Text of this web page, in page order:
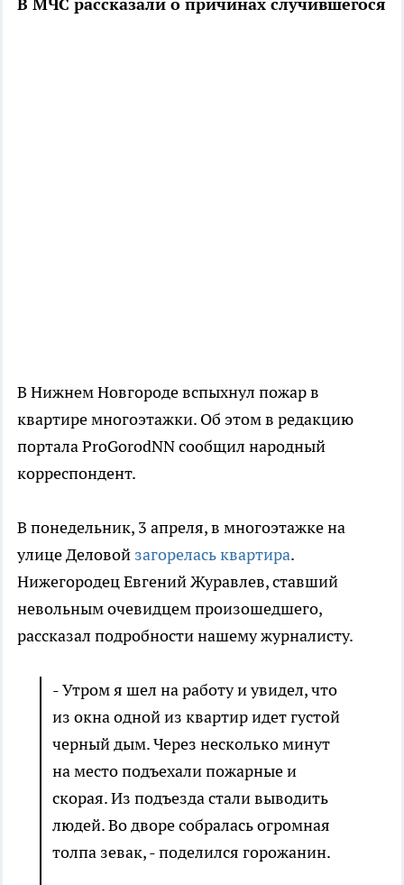
В МЧС рассказали о причинах случившегося
В Нижнем Новгороде вспыхнул пожар в
квартире многоэтажки. Об этом в редакцию
портала ProGorodNN сообщил народный
корреспондент.
В понедельник, 3 апреля, в многоэтажке на
улице Деловой загорелась квартира.
Нижегородец Евгений Журавлев, ставший
невольным очевидцем произошедшего,
рассказал подробности нашему журналисту.
- Утром я шел на работу и увидел, что
из окна одной из квартир идет густой
черный дым. Через несколько минут
на место подъехали пожарные и
скорая. Из подъезда стали выводить
людей. Во дворе собралась огромная
толпа зевак, - поделился горожанин.